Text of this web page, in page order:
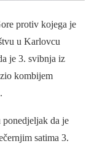
protiv kojega je
u Karlovcu
je 3. svibnja iz
kombijem
da je
satima 3.